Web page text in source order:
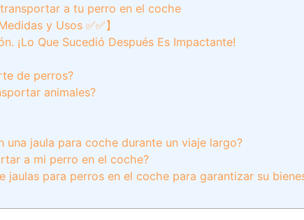
a tu perro en el coche
y Usos ✅✅】
¡Lo Que Sucedió Después Es Impactante!
de perros?
animales?
jaula para coche durante un viaje largo?
a mi perro en el coche?
jaulas para perros en el coche para garantizar su